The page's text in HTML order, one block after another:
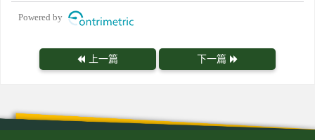
Powered by
上一篇 下一篇